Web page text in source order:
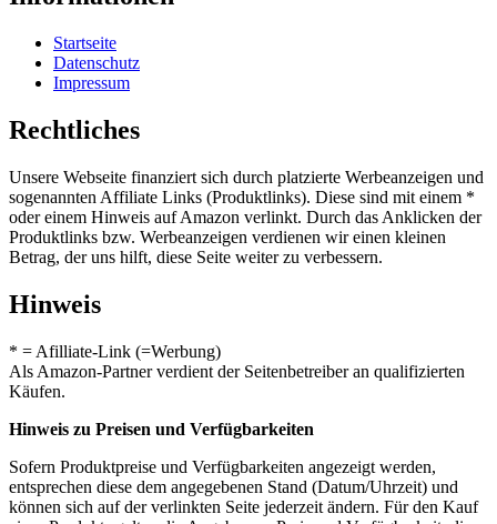
Startseite
Datenschutz
Impressum
Rechtliches
Unsere Webseite finanziert sich durch platzierte Werbeanzeigen und
sogenannten Affiliate Links (Produktlinks). Diese sind mit einem *
oder einem Hinweis auf Amazon verlinkt. Durch das Anklicken der
Produktlinks bzw. Werbeanzeigen verdienen wir einen kleinen
Betrag, der uns hilft, diese Seite weiter zu verbessern.
Hinweis
* = Afilliate-Link (=Werbung)
Als Amazon-Partner verdient der Seitenbetreiber an qualifizierten
Käufen.
Hinweis zu Preisen und Verfügbarkeiten
Sofern Produktpreise und Verfügbarkeiten angezeigt werden,
entsprechen diese dem angegebenen Stand (Datum/Uhrzeit) und
können sich auf der verlinkten Seite jederzeit ändern. Für den Kauf